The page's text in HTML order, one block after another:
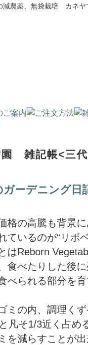
農薬、無袋栽培 カネヤ
園 雑記帳<三
ガーデニング日
格の高騰も背景
ているのが“リボ
はReborn
食べたりした後
べられる部分を
ミの内、調理く
凡そ1/3近く占め
を減らすことが